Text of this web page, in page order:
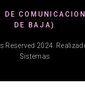
DE
DE BAJA)
Reserved 2024.
Sistemas